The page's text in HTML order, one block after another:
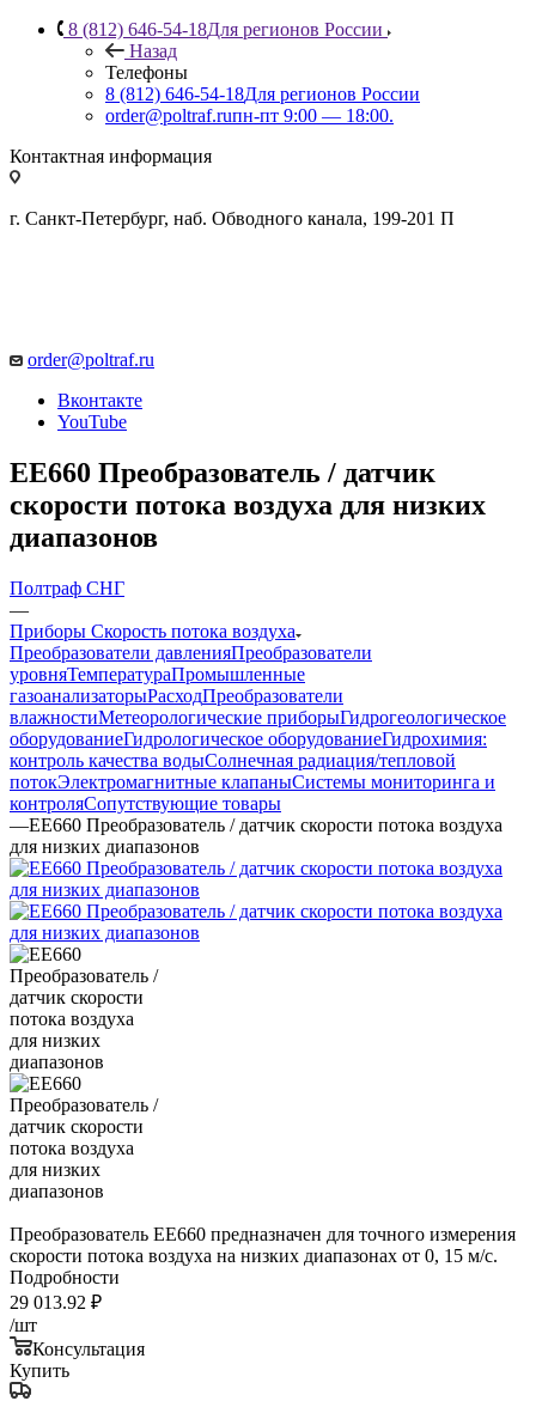
8 (812) 646-54-18Для регионов России
Назад
Телефоны
8 (812) 646-54-18Для регионов России
order@poltraf.ruпн-пт 9:00 — 18:00.
Контактная информация
г. Санкт-Петербург, наб. Обводного канала, 199-201 П
order@poltraf.ru
Вконтакте
YouTube
EE660 Преобразователь / датчик
скорости потока воздуха для низких
диапазонов
Полтраф СНГ
—
Приборы Скорость потока воздуха
Преобразователи давленияПреобразователи
уровняТемператураПромышленные
газоанализаторыРасходПреобразователи
влажностиМетеорологические приборыГидрогеологическое
оборудованиеГидрологическое оборудованиеГидрохимия:
контроль качества водыСолнечная радиация/тепловой
потокЭлектромагнитные клапаныСистемы мониторинга и
контроляСопутствующие товары
—EE660 Преобразователь / датчик скорости потока воздуха
для низких диапазонов
Преобразователь EE660 предназначен для точного измерения
скорости потока воздуха на низких диапазонах от 0, 15 м/с.
Подробности
29 013.92 ₽
/шт
Консультация
Купить